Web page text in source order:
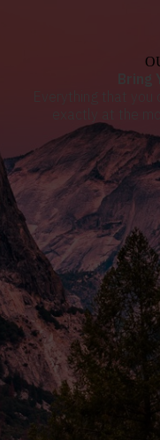
Everything that
exactly at the